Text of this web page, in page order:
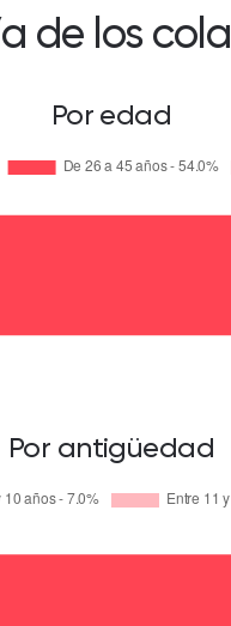
de los
Por edad
Por antigüedad